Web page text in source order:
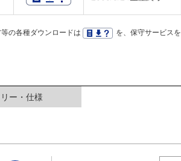
の各種ダウンロードは
を、保守サービスを
ー・仕様